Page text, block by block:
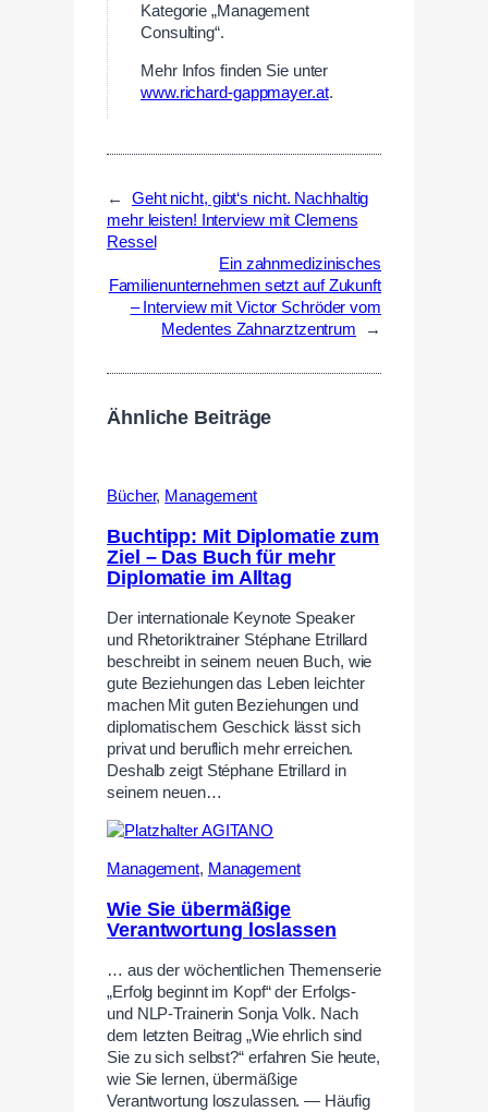
Kategorie „Management
Consulting“.
Mehr Infos finden Sie unter
www.richard-gappmayer.at.
←
Geht nicht, gibt‘s nicht. Nachhaltig
mehr leisten! Interview mit Clemens
Ressel
Ein zahnmedizinisches
Familienunternehmen setzt auf Zukunft
– Interview mit Victor Schröder vom
Medentes Zahnarztzentrum
→
Ähnliche Beiträge
Bücher, Management
Buchtipp: Mit Diplomatie zum
Ziel – Das Buch für mehr
Diplomatie im Alltag
Der internationale Keynote Speaker
und Rhetoriktrainer Stéphane Etrillard
beschreibt in seinem neuen Buch, wie
gute Beziehungen das Leben leichter
machen Mit guten Beziehungen und
diplomatischem Geschick lässt sich
privat und beruflich mehr erreichen.
Deshalb zeigt Stéphane Etrillard in
seinem neuen…
Management, Management
Wie Sie übermäßige
Verantwortung loslassen
… aus der wöchentlichen Themenserie
„Erfolg beginnt im Kopf“ der Erfolgs-
und NLP-Trainerin Sonja Volk. Nach
dem letzten Beitrag „Wie ehrlich sind
Sie zu sich selbst?“ erfahren Sie heute,
wie Sie lernen, übermäßige
Verantwortung loszulassen. — Häufig